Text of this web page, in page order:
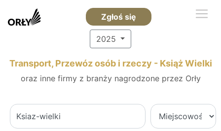
Zgłoś się
2025
Transport, Przewóz osób i rzeczy - Książ Wielki
oraz inne firmy z branży nagrodzone przez Orły